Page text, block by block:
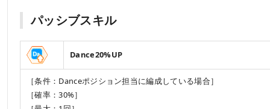
パッシブスキル
Dance20%UP
［条件：Danceポジション担当に編成している場合］
［確率：30%］